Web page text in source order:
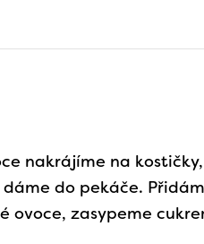
nakrájíme na
do pekáče.
ovoce, zasypeme